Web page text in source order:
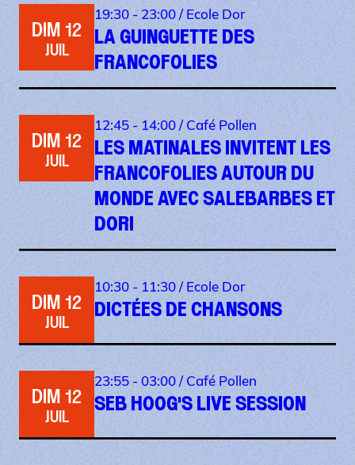
DIM 12
JUIL
19:30 - 23:00 /Ecole Dor
LA GUINGUETTE DES
FRANCOFOLIES
DIM 12
JUIL
12:45 - 14:00 /Café Pollen
LES MATINALES INVITENT LES
FRANCOFOLIES AUTOUR DU
MONDE AVEC SALEBARBES ET
DORI
DIM 12
JUIL
10:30 - 11:30 /Ecole Dor
DICTÉES DE CHANSONS
DIM 12
JUIL
23:55 - 03:00 /Café Pollen
SEB HOOG'S LIVE SESSION